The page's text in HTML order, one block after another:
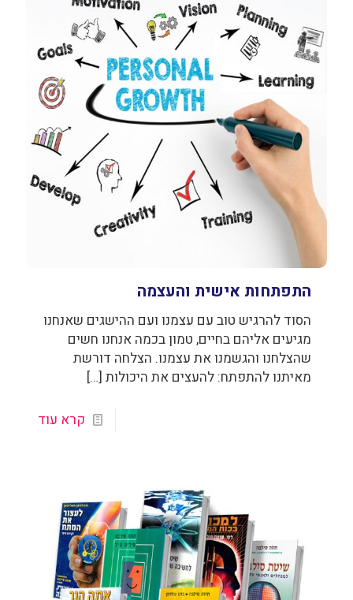
התפתחות אישית והעצמה
הסוד להרגיש טוב עם עצמנו ועם ההישגים שאנחנו
מגיעים אליהם בחיים, טמון בכמה אנחנו חשים
שהצלחנו והגשמנו את עצמנו. הצלחה דורשת
מאיתנו להתפתח: להעצים את היכולות […]
קרא עוד